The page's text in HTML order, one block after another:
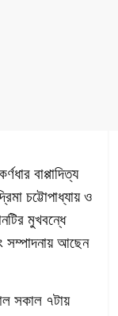
বাপ্পাদিত্য
চট্টোপাধ্যায় ও
মুখবন্ধে
সম্পাদনায় আছেন
সকাল ৭টায়